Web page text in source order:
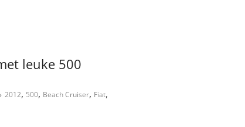
leuke 500
2012, 500, Beach Cruiser, Fiat,